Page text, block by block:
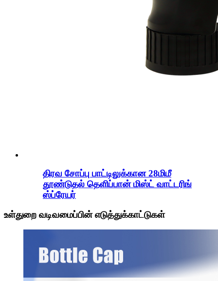
திரவ சோப்பு பாட்டிலுக்கான 28மிமீ
தூண்டுதல் தெளிப்பான் மிஸ்ட் வாட்டரிங்
ஸ்ப்ரேயர்
உள்துறை வடிவமைப்பின் எடுத்துக்காட்டுகள்